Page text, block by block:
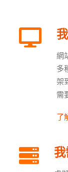
網
多
架
需
了